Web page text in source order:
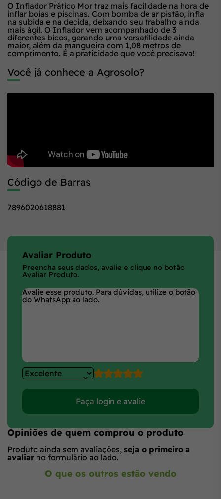
O Inflador Prático Mor traz mais facilidade na hora de
inflar boias e piscinas. Com bomba de ar pistão, infla
na subida e na decida, deixando seu trabalho ainda
mais ágil. O Inflador vem acompanhado de 3
diferentes bicos, gerando uma versatilidade ainda
maior, além da mangueira com 1,08 metros de
comprimento. É a praticidade que você precisava!
Você já conhece a Agrosolo?
Código de Barras
7896020618881
Avaliar Produto
Preencha seus dados, avalie e clique no botão
Avaliar Produto.
Faça login e avalie
Opiniões de quem comprou o produto
Produto ainda sem avaliações, seja o primeiro a
avaliar no formulário ao lado.
O que os outros estão vendo